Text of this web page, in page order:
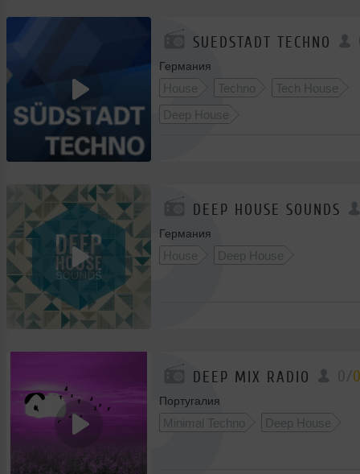
SUEDSTADT TECHNO
Германия
House Techno
Tech House
Deep House
DEEP HOUSE SOUNDS
Германия
House Deep House
DEEP MIX RADIO 0/
Португалия
Minimal Techno Deep House